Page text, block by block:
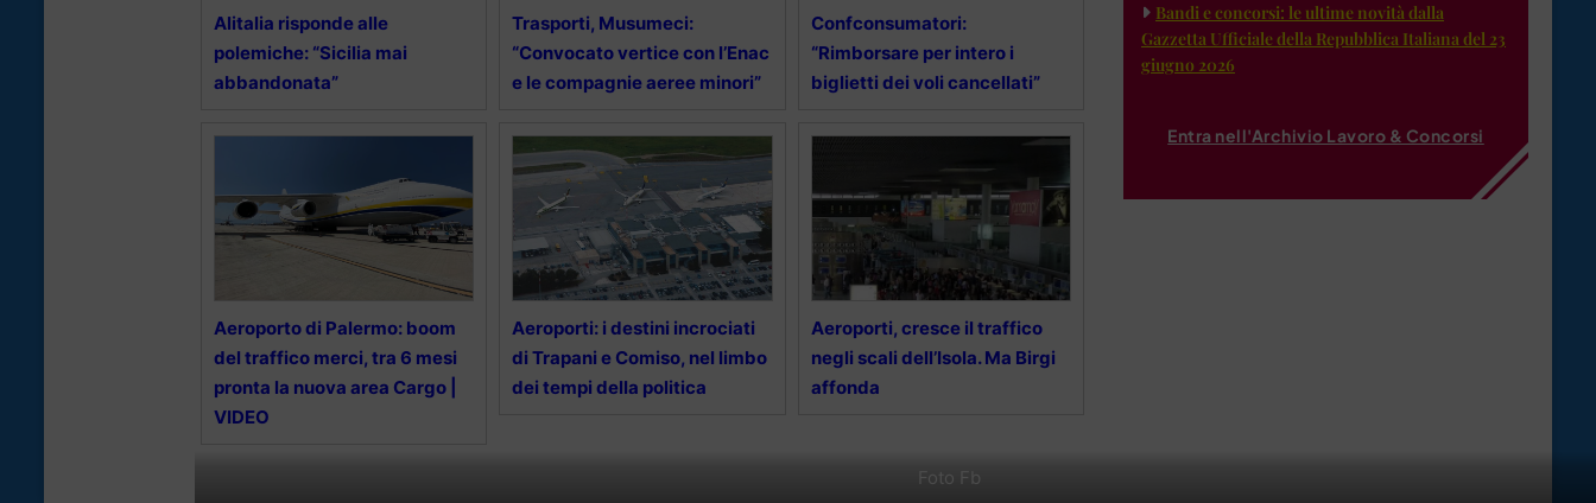
Foto Fb
Alitalia risponde alle
polemiche: “Sicilia mai
abbandonata”
Trasporti, Musumeci:
“Convocato vertice con l’Enac
e le compagnie aeree minori”
Confconsumatori:
“Rimborsare per intero i
biglietti dei voli cancellati”
Aeroporto di Palermo: boom
del traffico merci, tra 6 mesi
pronta la nuova area Cargo |
VIDEO
Aeroporti: i destini incrociati
di Trapani e Comiso, nel limbo
dei tempi della politica
Aeroporti, cresce il traffico
negli scali dell’Isola. Ma Birgi
affonda
Bandi e concorsi: le ultime novità dalla
Gazzetta Ufficiale della Repubblica Italiana del 23
giugno 2026
Entra nell'Archivio Lavoro & Concorsi